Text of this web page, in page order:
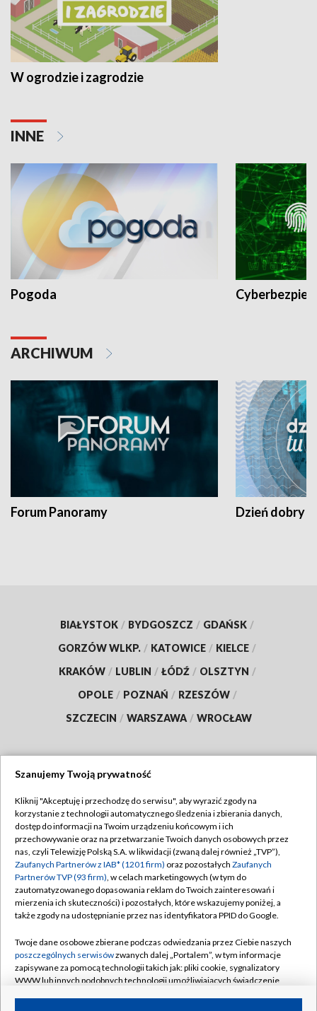
W ogrodzie i zagrodzie
INNE
Pogoda
ARCHIWUM
Forum Panoramy Dzień dobry
BIAŁYSTOK / BYDGOSZCZ / GDAŃSK /
GORZÓW WLKP. / KATOWICE / KIELCE /
KRAKÓW / LUBLIN / ŁÓDŹ / OLSZTYN /
OPOLE / POZNAŃ / RZESZÓW /
SZCZECIN / WARSZAWA / WROCŁAW
TVP
Abonament TVP
Emisja w TVP
Centrum informacji TVP
Naziemna Telewizja Cyfrowa
Rada Programowa
System NOS
Informacje o nadawcy
Regulamin TVP
Polityka prywatności
Moje zgody
Pomoc
Kontakt
Kanały
Szanujemy Twoją prywatność
Kliknij "Akceptuję i przechodzę do serwisu", aby wyrazić zgody na
korzystanie z technologii automatycznego śledzenia i zbierania danych,
dostęp do informacji na Twoim urządzeniu końcowym i ich
przechowywanie oraz na przetwarzanie Twoich danych osobowych przez
nas, czyli Telewizję Polską S.A. w likwidacji (zwaną dalej również „TVP”),
Zaufanych Partnerów z IAB* (1201 firm) oraz pozostałych Zaufanych
Partnerów TVP (93 firm), w celach marketingowych (w tym do
zautomatyzowanego dopasowania reklam do Twoich zainteresowań i
mierzenia ich skuteczności) i pozostałych, które wskazujemy poniżej, a
także zgody na udostępnianie przez nas identyfikatora PPID do Google.
Twoje dane osobowe zbierane podczas odwiedzania przez Ciebie naszych
poszczególnych serwisówzwanych dalej „Portalem”, w tym informacje
zapisywane za pomocą technologii takich jak: pliki cookie, sygnalizatory
WWW lub innych podobnych technologii umożliwiających świadczenie